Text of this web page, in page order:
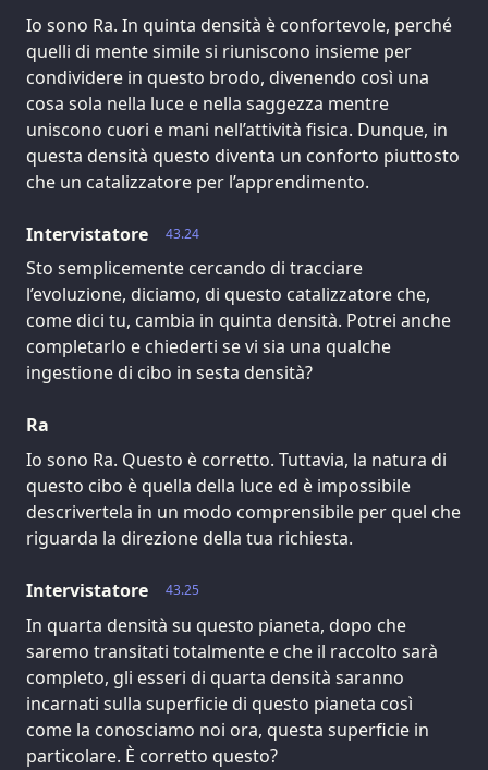
Io sono Ra. In quinta densità è confortevole, perché
quelli di mente simile si riuniscono insieme per
condividere in questo brodo, divenendo così una
cosa sola nella luce e nella saggezza mentre
uniscono cuori e mani nell’attività fisica. Dunque, in
questa densità questo diventa un conforto piuttosto
che un catalizzatore per l’apprendimento.
43.24
Intervistatore
Sto semplicemente cercando di tracciare
l’evoluzione, diciamo, di questo catalizzatore che,
come dici tu, cambia in quinta densità. Potrei anche
completarlo e chiederti se vi sia una qualche
ingestione di cibo in sesta densità?
Ra
Io sono Ra. Questo è corretto. Tuttavia, la natura di
questo cibo è quella della luce ed è impossibile
descrivertela in un modo comprensibile per quel che
riguarda la direzione della tua richiesta.
43.25
Intervistatore
In quarta densità su questo pianeta, dopo che
saremo transitati totalmente e che il raccolto sarà
completo, gli esseri di quarta densità saranno
incarnati sulla superficie di questo pianeta così
come la conosciamo noi ora, questa superficie in
particolare. È corretto questo?